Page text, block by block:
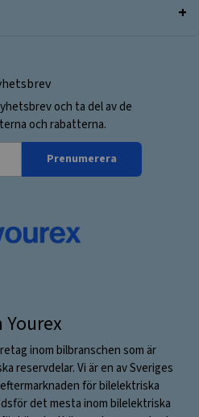
och ta del av de
och rabatterna.
Prenumerera
Yourex
inom bilbranschen som är
reservdelar. Vi är en av Sveriges
för bilelektriska
det mesta inom bilelektriska